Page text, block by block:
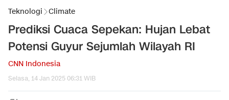
Teknologi Climate
Prediksi Cuaca Sepekan: Hujan Lebat
Potensi Guyur Sejumlah Wilayah RI
CNN Indonesia
Selasa, 14 Jan 2025 06:31 WIB